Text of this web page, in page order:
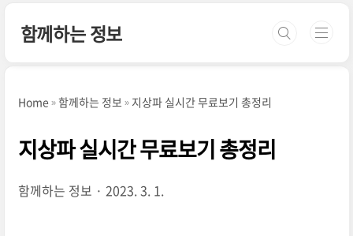
함께하는 정보
Home 함께하는 정보 지상파 실시간 무료보기 총정리
지상파 실시간 무료보기 총정리
함께하는 정보 2023. 3. 1.